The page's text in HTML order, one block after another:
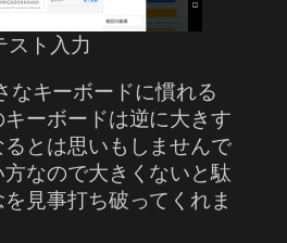
ト入力
なキーボードに慣れる
ーボードは逆に大きす
とは思いもしませんで
なので大きくないと駄
見事打ち破ってくれま